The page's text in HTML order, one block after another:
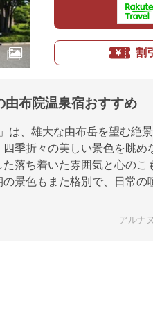
割
由布院温泉宿おすすめ
は、雄大な由布岳を望む絶
季折々の美しい景色を眺め
落ち着いた雰囲気と心のこ
景色もまた格別で、日常の
アルナ